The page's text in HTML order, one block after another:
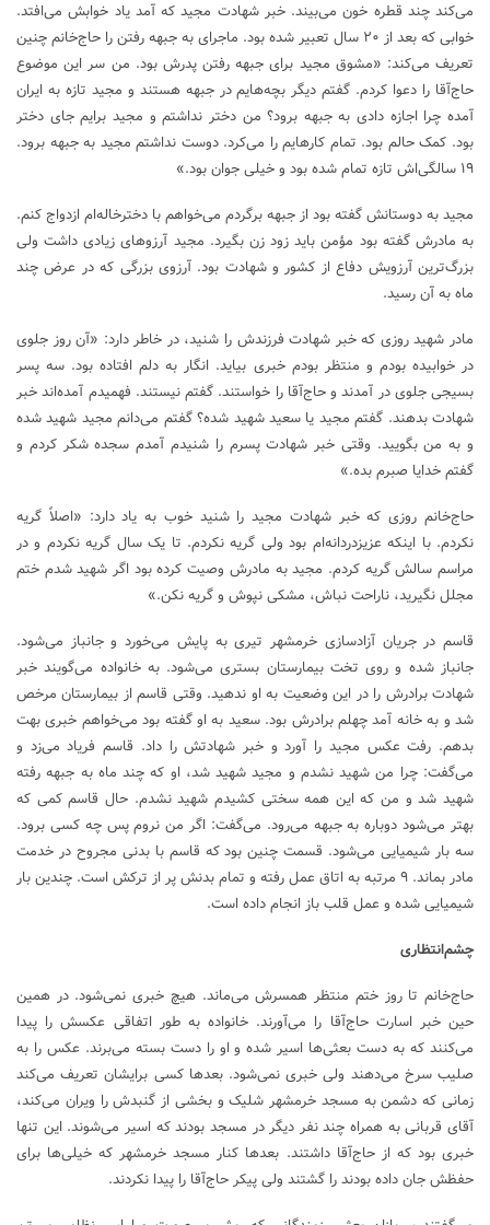
می‌کند چند قطره خون می‌بیند. خبر شهادت مجید که آمد یاد خوابش می‌افتد.
خوابی که بعد از ۲۰ سال تعبیر شده بود. ماجرای به جبهه رفتن را حاج‌خانم چنین
تعریف می‌کند: «مشوق مجید برای جبهه رفتن پدرش بود. من سر این موضوع
حاج‌آقا را دعوا کردم. گفتم دیگر بچه‌هایم در جبهه هستند و مجید تازه به ایران
آمده چرا اجازه دادی به جبهه برود؟ من دختر نداشتم و مجید برایم جای دختر
بود. کمک حالم بود. تمام کارهایم را می‌کرد. دوست نداشتم مجید به جبهه برود.
۱۹ سالگی‌اش تازه تمام شده بود و خیلی جوان بود.»
مجید به دوستانش گفته بود از جبهه برگردم می‌خواهم با دخترخاله‌ام ازدواج کنم.
به مادرش گفته بود مؤمن باید زود زن بگیرد. مجید آرزو‌های زیادی داشت ولی
بزرگ‌ترین آرزویش دفاع از کشور و شهادت بود. آرزوی بزرگی که در عرض چند
ماه به آن رسید.
مادر شهید روزی که خبر شهادت فرزندش را شنید، در خاطر دارد: «آن روز جلوی
در خوابیده بودم و منتظر بودم خبری بیاید. انگار به دلم افتاده بود. سه پسر
بسیجی جلوی در آمدند و حاج‌آقا را خواستند. گفتم نیستند. فهمیدم آمده‌اند خبر
شهادت بدهند. گفتم مجید یا سعید شهید شده؟ گفتم می‌دانم مجید شهید شده
و به من بگویید. وقتی خبر شهادت پسرم را شنیدم آمدم سجده شکر کردم و
گفتم خدایا صبرم بده.»
حاج‌خانم روزی که خبر شهادت مجید را شنید خوب به یاد دارد: «اصلاً گریه
نکردم. با اینکه عزیزدردانه‌ام بود ولی گریه نکردم. تا یک سال گریه نکردم و در
مراسم سالش گریه کردم. مجید به مادرش وصیت کرده بود اگر شهید شدم ختم
مجلل نگیرید، ناراحت نباش، مشکی نپوش و گریه نکن.»
قاسم در جریان آزادسازی خرمشهر تیری به پایش می‌خورد و جانباز می‌شود.
جانباز شده و روی تخت بیمارستان بستری می‌شود. به خانواده می‌گویند خبر
شهادت برادرش را در این وضعیت به او ندهید. وقتی قاسم از بیمارستان مرخص
شد و به خانه آمد چهلم برادرش بود. سعید به او گفته بود می‌خواهم خبری بهت
بدهم. رفت عکس مجید را آورد و خبر شهادتش را داد. قاسم فریاد می‌زد و
می‌گفت: چرا من شهید نشدم و مجید شهید شد، او که چند ماه به جبهه رفته
شهید شد و من که این همه سختی کشیدم شهید نشدم. حال قاسم کمی که
بهتر می‌شود دوباره به جبهه می‌رود. می‌گفت: اگر من نروم پس چه کسی برود.
سه بار شیمیایی می‌شود. قسمت چنین بود که قاسم با بدنی مجروح در خدمت
مادر بماند. ۹ مرتبه به اتاق عمل رفته و تمام بدنش پر از ترکش است. چندین بار
شیمیایی شده و عمل قلب باز انجام داده است.
چشم‌انتظاری
حاج‌خانم تا روز ختم منتظر همسرش می‌ماند. هیچ خبری نمی‌شود. در همین
حین خبر اسارت حاج‌آقا را می‌آورند. خانواده به طور اتفاقی عکسش را پیدا
می‌کنند که به دست بعثی‌ها اسیر شده و او را دست بسته می‌برند. عکس را به
صلیب سرخ می‌دهند ولی خبری نمی‌شود. بعد‌ها کسی برایشان تعریف می‌کند
زمانی که دشمن به مسجد خرمشهر شلیک و بخشی از گنبدش را ویران می‌کند،
آقای قربانی به همراه چند نفر دیگر در مسجد بودند که اسیر می‌شوند. این تنها
خبری بود که از حاج‌آقا داشتند. بعد‌ها کنار مسجد خرمشهر که خیلی‌ها برای
حفظش جان داده بودند را گشتند ولی پیکر حاج‌آقا را پیدا نکردند.